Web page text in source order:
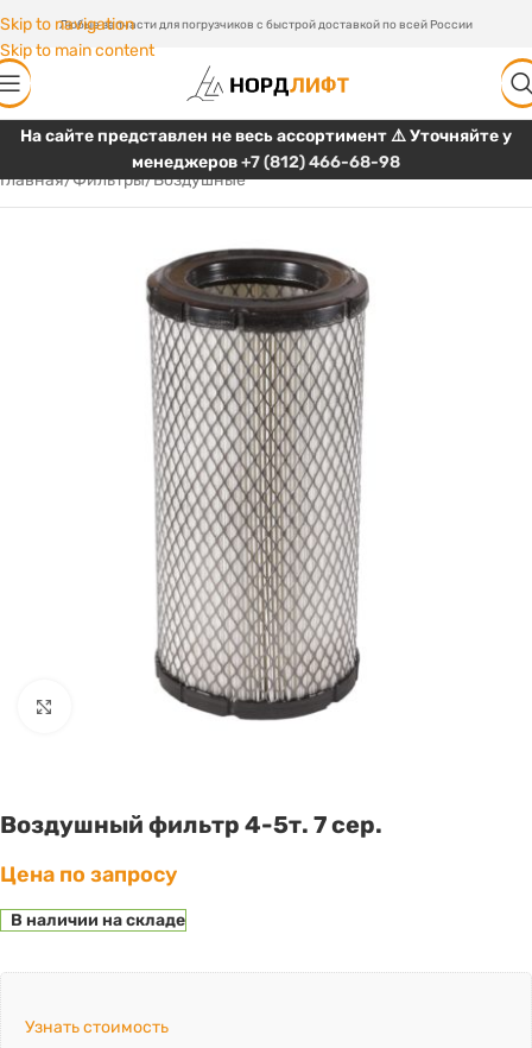
Skip to navigation
Skip to main content
Любые запчасти для погрузчиков с быстрой доставкой по всей России
На сайте представлен не весь ассортимент ⚠️ Уточняйте у
менеджеров+7 (812) 466-68-98
Главная/Фильтры/Воздушные
Click to enlarge
Воздушный фильтр 4-5т. 7 сер.
Цена по запросу
В наличии на складе
Узнать стоимость